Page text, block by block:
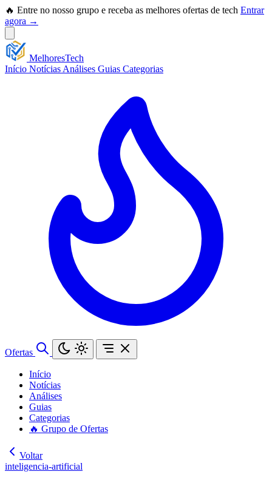
🔥 Entre no nosso grupo e receba as melhores ofertas de tech Entrar
agora →
MelhoresTech
Início Notícias Análises Guias Categorias
Ofertas
Início
Notícias
Análises
Guias
Categorias
🔥 Grupo de Ofertas
Voltar
inteligencia-artificial